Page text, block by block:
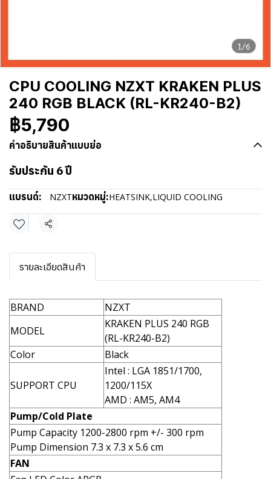
1/6
CPU COOLING NZXT KRAKEN PLUS
240 RGB BLACK (RL-KR240-B2)
฿5,790
คำอธิบายสินค้าแบบย่อ
รับประกัน 6 ปี
แบรนด์: NZXTหมวดหมู่:HEATSINK,LIQUID COOLING
แชร์
รายละเอียดสินค้า
BRAND
NZXT
MODEL
KRAKEN PLUS 240 RGB
(RL-KR240-B2)
Color
Black
SUPPORT CPU
Intel : LGA 1851/1700,
1200/115X
AMD : AM5, AM4
Pump/Cold Plate
Pump Capacity 1200-2800 rpm +/- 300 rpm
Pump Dimension 7.3 x 7.3 x 5.6 cm
FAN